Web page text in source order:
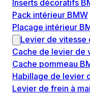
Inserts décoratifs
Pack intérieur BMW
Placage intérieur
Levier de vitesse
Cache de levier de
Cache pommeau
Habillage de levier
Levier de frein à